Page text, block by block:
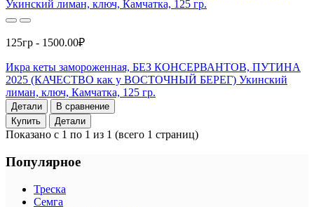
125гр - 1500.00₽
Икра кеты замороженная, БЕЗ КОНСЕРВАНТОВ, ПУТИНА
2025 (КАЧЕСТВО как у ВОСТОЧНЫЙ БЕРЕГ) Укинский
лиман, ключ, Камчатка, 125 гр.
Детали
В сравнение
Купить
Детали
Показано с 1 по 1 из 1 (всего 1 страниц)
Популярное
Треска
Семга